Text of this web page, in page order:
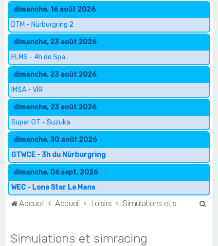
dimanche, 16 août 2026
DTM - Nürburgring 2
dimanche, 23 août 2026
ELMS - 4h de Spa
dimanche, 23 août 2026
IMSA - VIR
dimanche, 23 août 2026
Super GT - Suzuka
dimanche, 30 août 2026
GTWCE - 3h du Nürburgring
dimanche, 06 sept. 2026
WEC - Lone Star Le Mans
Accueil Accueil Loisirs
Simulations et simracing